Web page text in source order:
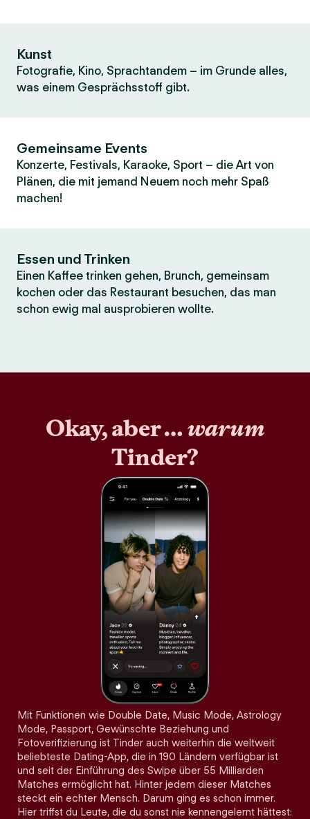
Kunst
Fotografie, Kino, Sprachtandem – im Grunde alles,
was einem Gesprächsstoff gibt.
Gemeinsame Events
Konzerte, Festivals, Karaoke, Sport – die Art von
Plänen, die mit jemand Neuem noch mehr Spaß
machen!
Essen und Trinken
Einen Kaffee trinken gehen, Brunch, gemeinsam
kochen oder das Restaurant besuchen, das man
schon ewig mal ausprobieren wollte.
Okay, aber …warum
Tinder?
Mit Funktionen wie Double Date, Music Mode, Astrology
Mode, Passport, Gewünschte Beziehung und
Fotoverifizierung ist Tinder auch weiterhin die weltweit
beliebteste Dating-App, die in 190 Ländern verfügbar ist
und seit der Einführung des Swipe über 55 Milliarden
Matches ermöglicht hat. Hinter jedem dieser Matches
steckt ein echter Mensch. Darum ging es schon immer.
Hier triffst du Leute, die du sonst nie kennengelernt hättest: